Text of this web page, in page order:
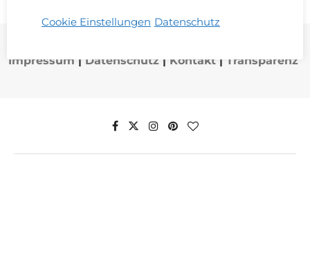
Impressum | Datenschutz | Kontakt | Transparenz
Cookie Einstellungen Datenschutz